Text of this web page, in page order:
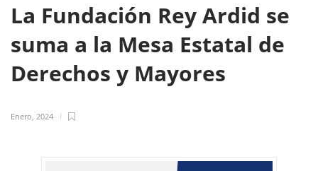
La Fundación Rey Ardid se
suma a la Mesa Estatal de
Derechos y Mayores
Enero, 2024